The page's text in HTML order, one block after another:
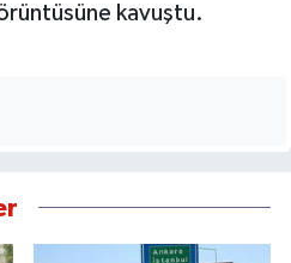
kavuştu.